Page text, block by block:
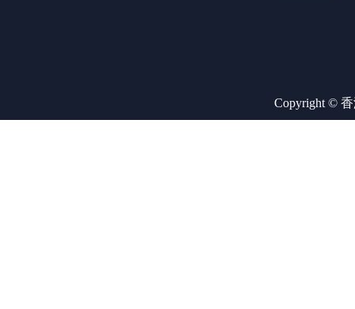
Copyright © 香